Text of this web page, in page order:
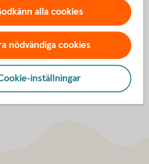
för cookies
alla cookies
nödvändiga cookies
inställningar